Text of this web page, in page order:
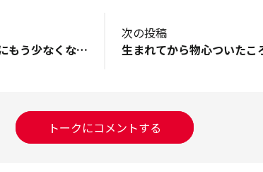
マヨネーズ買ったばかりなのにもう少なくなった!
次の投稿
トークにコメントする